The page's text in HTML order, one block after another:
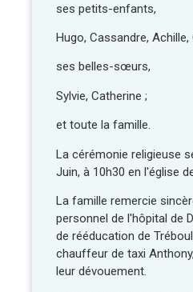
ses petits-enfants,
Hugo, Cassandre, Achille,
ses belles-sœurs,
Sylvie, Catherine ;
et toute la famille.
La cérémonie religieuse
Juin, à 10h30 en l'église
La famille remercie
personnel de l'hôpital de
de rééducation de
chauffeur de taxi
leur dévouement.